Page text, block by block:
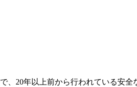
、20年以上前から行われている安全